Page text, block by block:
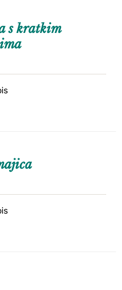
s kratkim